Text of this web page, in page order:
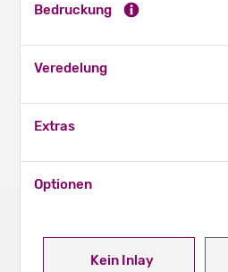
Kein Inlay
Bedruckung
Veredelung
Extras
Optionen